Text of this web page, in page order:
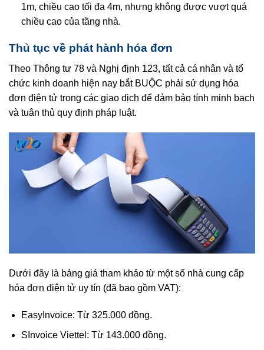
1m, chiều cao tối đa 4m, nhưng không được vượt quá
chiều cao của tầng nhà.
Thủ tục về phát hành hóa đơn
Theo Thông tư 78 và Nghị định 123, tất cả cá nhân và tổ
chức kinh doanh hiện nay bắt BUỘC phải sử dụng hóa
đơn điện tử trong các giao dịch để đảm bảo tính minh bạch
và tuân thủ quy định pháp luật.
Dưới đây là bảng giá tham khảo từ một số nhà cung cấp
hóa đơn điện tử uy tín (đã bao gồm VAT):
EasyInvoice: Từ 325.000 đồng.
SInvoice Viettel: Từ 143.000 đồng.